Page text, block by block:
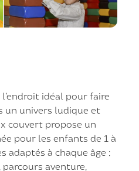
idéal pour faire
un univers ludique et
couvert propose un
pour les enfants de 1 à
adaptés à chaque âge :
aventure,